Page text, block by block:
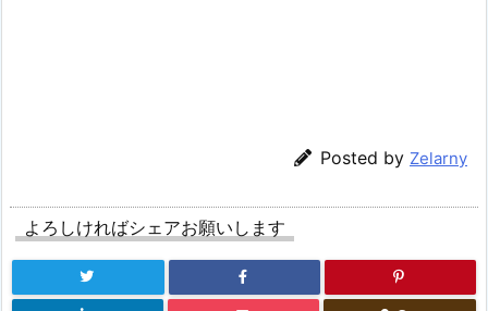
Posted by Zelarny
よろしければシェアお願いします